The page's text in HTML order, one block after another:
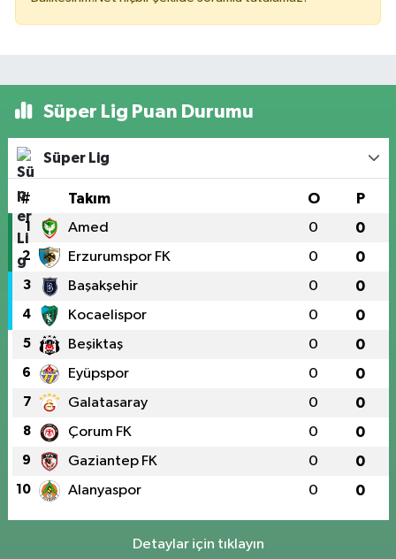
Süper Lig Puan Durumu
Süper Lig
# Takım O P
1 Amed 0 0
2 Erzurumspor FK 0 0
3 Başakşehir 0 0
4 Kocaelispor 0 0
5 Beşiktaş 0 0
6 Eyüpspor 0 0
7 Galatasaray 0 0
8 Çorum FK 0 0
9 Gaziantep FK 0 0
10 Alanyaspor 0 0
Detaylar için tıklayın